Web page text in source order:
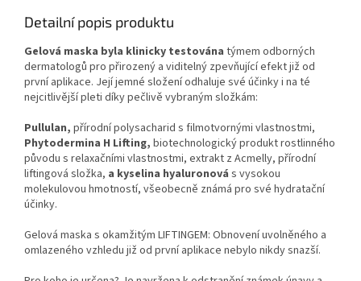
Detailní popis produktu
Gelová maska ​​byla klinicky testována týmem odborných
dermatologů pro přirozený a viditelný zpevňující efekt již od
první aplikace. Její jemné složení odhaluje své účinky i na té
nejcitlivější pleti díky pečlivě vybraným složkám:
Pullulan, přírodní polysacharid s filmotvornými vlastnostmi,
Phytodermina H Lifting, biotechnologický produkt rostlinného
původu s relaxačními vlastnostmi, extrakt z Acmelly, přírodní
liftingová složka, a kyselina hyaluronová s vysokou
molekulovou hmotností, všeobecně známá pro své hydratační
účinky.
Gelová maska s okamžitým LIFTINGEM: Obnovení uvolněného a
omlazeného vzhledu již od první aplikace nebylo nikdy snazší.